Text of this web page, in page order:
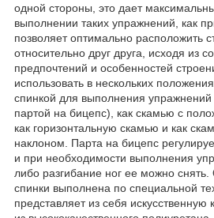
одной стороны, это дает
выполнении таких упражнений, как
позволяет оптимально расположить
относительно друг друга, исходя из
предпочтений и особенностей
использовать в нескольких
спинкой для выполнения
партой на бицепс), как скамью с
как горизонтальную скамью и как
наклоном. Парта на бицепс
и при необходимости выполнения
либо разгибание ног ее можно
спинки выполнена по специальной
представляет из себя